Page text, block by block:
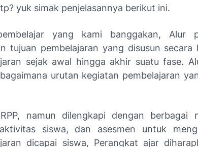
yuk simak penjelasannya berikut ini.
yang kami banggakan, Alur
tujuan pembelajaran yang disusun
sejak awal hingga akhir suatu fase.
urutan kegiatan pembelajaran
namun dilengkapi dengan berbagai
siswa, dan asesmen untuk
dicapai siswa, Perangkat ajar